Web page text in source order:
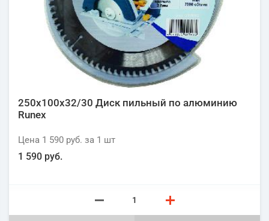
250х100х32/30 Диск пильный по алюминию
Runex
Цена 1 590 руб. за 1 шт
1 590 руб.